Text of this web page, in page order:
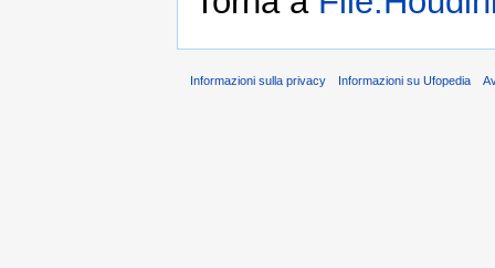
Informazioni sulla privacy Informazioni su Ufopedia